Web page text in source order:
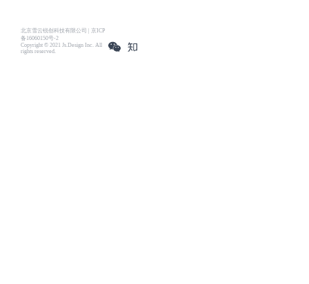
北京雪云锐创科技有限公司 | 京ICP
备16060150号-2
Copyright © 2021 Js.Design Inc. All
rights reserved.